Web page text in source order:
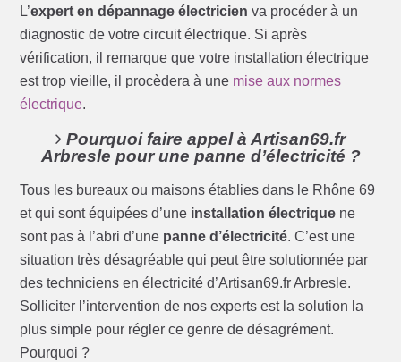
L’expert en dépannage électricien va procéder à un
diagnostic de votre circuit électrique. Si après
vérification, il remarque que votre installation électrique
est trop vieille, il procèdera à une mise aux normes
électrique.
Pourquoi faire appel à Artisan69.fr
Arbresle pour une panne d’électricité ?
Tous les bureaux ou maisons établies dans le Rhône 69
et qui sont équipées d’une installation électrique ne
sont pas à l’abri d’une panne d’électricité. C’est une
situation très désagréable qui peut être solutionnée par
des techniciens en électricité d’Artisan69.fr Arbresle.
Solliciter l’intervention de nos experts est la solution la
plus simple pour régler ce genre de désagrément.
Pourquoi ?